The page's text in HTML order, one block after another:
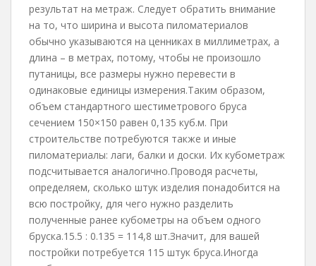
результат на метраж. Следует обратить внимание
на то, что ширина и высота пиломатериалов
обычно указываются на ценниках в миллиметрах, а
длина – в метрах, потому, чтобы не произошло
путаницы, все размеры нужно перевести в
одинаковые единицы измерения.Таким образом,
объем стандартного шестиметрового бруса
сечением 150×150 равен 0,135 куб.м. При
строительстве потребуются также и иные
пиломатериалы: лаги, балки и доски. Их кубометраж
подсчитывается аналогично.Проводя расчеты,
определяем, сколько штук изделия понадобится на
всю постройку, для чего нужно разделить
полученные ранее кубометры на объем одного
бруска.15.5 : 0.135 = 114,8 шт.Значит, для вашей
постройки потребуется 115 штук бруса.Иногда